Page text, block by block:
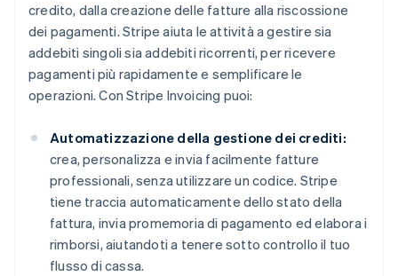
credito, dalla creazione delle fatture alla riscossione
dei pagamenti. Stripe aiuta le attività a gestire sia
addebiti singoli sia addebiti ricorrenti, per ricevere
pagamenti più rapidamente e semplificare le
operazioni. Con Stripe Invoicing puoi:
Automatizzazione della gestione dei crediti:
crea, personalizza e invia facilmente fatture
professionali, senza utilizzare un codice. Stripe
tiene traccia automaticamente dello stato della
fattura, invia promemoria di pagamento ed elabora i
rimborsi, aiutandoti a tenere sotto controllo il tuo
flusso di cassa.